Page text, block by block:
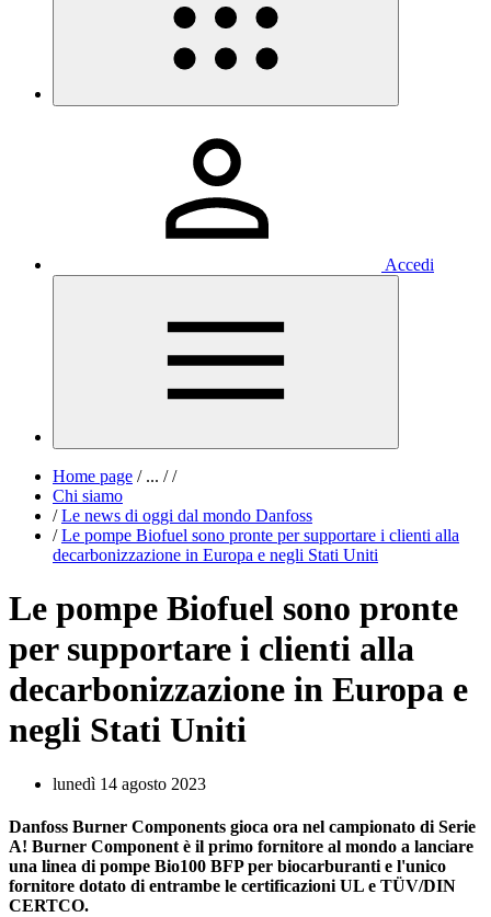
Accedi
Home page /... / /
Chi siamo
/ Le news di oggi dal mondo Danfoss
/ Le pompe Biofuel sono pronte per supportare i clienti alla
decarbonizzazione in Europa e negli Stati Uniti
Le pompe Biofuel sono pronte
per supportare i clienti alla
decarbonizzazione in Europa e
negli Stati Uniti
lunedì 14 agosto 2023
Danfoss Burner Components gioca ora nel campionato di Serie
A! Burner Component è il primo fornitore al mondo a lanciare
una linea di pompe Bio100 BFPper biocarburanti e l'unico
fornitore dotato di entrambe le certificazioni UL e TÜV/DIN
CERTCO.